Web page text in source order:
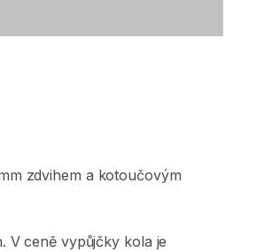
zdvihem a kotoučovým
V ceně vypůjčky kola je